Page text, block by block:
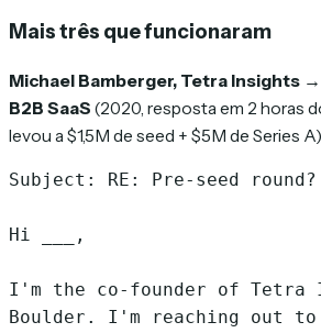
Mais três que funcionaram
Michael Bamberger, Tetra Insights
B2B SaaS (2020, resposta em 2 horas
levou a $1,5M de seed + $5M de Series
Subject: RE: Pre-seed
Hi ___,
I'm the co-founder of Tetra
Boulder. I'm reaching out